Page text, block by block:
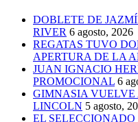
DOBLETE DE
RIVER 6 agosto, 2026
REGATAS TUVO
APERTURA DE LA
JUAN IGNACIO
PROMOCIONAL 6
GIMNASIA VUELVE
LINCOLN 5 agosto,
EL